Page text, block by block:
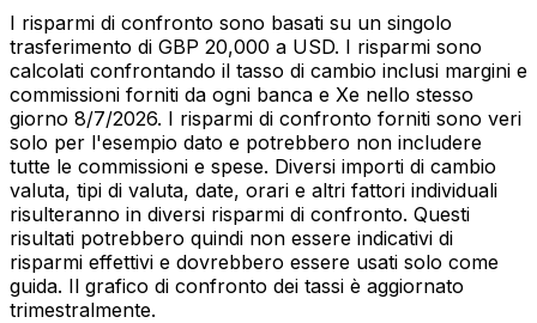
I risparmi di confronto sono basati su un singolo
trasferimento di GBP 20,000 a USD. I risparmi sono
calcolati confrontando il tasso di cambio inclusi margini e
commissioni forniti da ogni banca e Xe nello stesso
giorno 8/7/2026. I risparmi di confronto forniti sono veri
solo per l'esempio dato e potrebbero non includere
tutte le commissioni e spese. Diversi importi di cambio
valuta, tipi di valuta, date, orari e altri fattori individuali
risulteranno in diversi risparmi di confronto. Questi
risultati potrebbero quindi non essere indicativi di
risparmi effettivi e dovrebbero essere usati solo come
guida. Il grafico di confronto dei tassi è aggiornato
trimestralmente.